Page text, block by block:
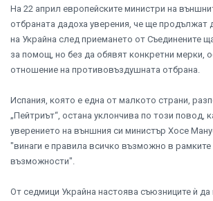
На 22 април европейските министри на
отбраната дадоха уверения, че ще продължат
на Украйна след приемането от Съединените
за помощ, но без да обявят конкретни мерки,
отношение на противовъздушната отбрана.
Испания, която е една от малкото страни,
„Пейтриът“, остана уклончива по този повод,
уверението на външния си министър Хосе
"винаги е правила всичко възможно в рамките
възможности".
От седмици Украйна настоява съюзниците ѝ да